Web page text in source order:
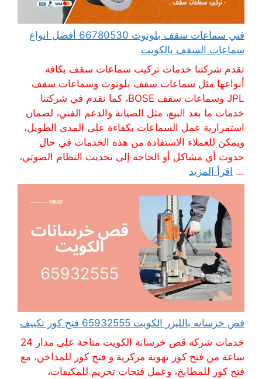
فني سماعات سقف بلوتوث 66780530 أفضل انواع
سماعات السقف بالكويت
تقدم شركتنا خدمات تركيب سماعات سقف بكافة
أنواعها مثل سماعات سقف بلوتوث وسماعات سقف
JPL وسماعات سقف BOSE، كما نقدم في شركتنا
خدمات ما بعد البيع، مثل الصيانة والدعم الفني، لضمان
استمرارية عمل السماعات بكفاءة على المدى الطويل،
ويمكن للعملاء الاستفادة من هذه الخدمات في حال
حدوث أي مشاكل أو الحاجة إلى تحديث النظام الصوتي،
... اقرأ المزيد
قص خرسانه بالليزر الكويت 65932555 فتح كور تكييف
خدمات شركة قص خرسانة الكويت متاحة على مدار 24
ساعة من فتح كور تهوية مركزية و فتح كور للمداخن، مع
فتح كور للمطابخ، وعمل فتحات تخريم للمكيفات،